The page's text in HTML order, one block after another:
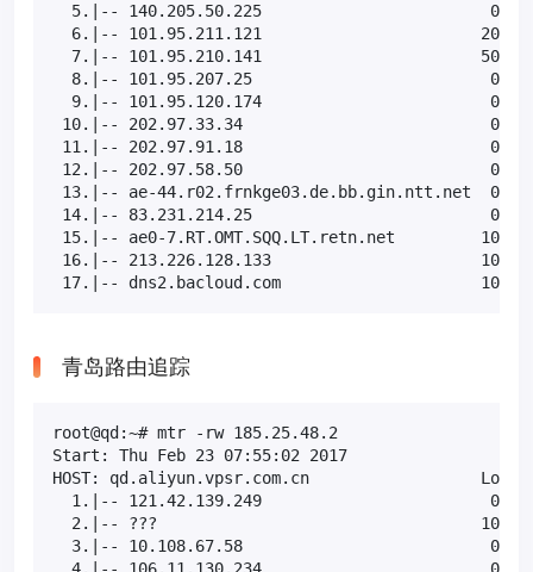
5.|-- 140.205.50.225
6.|-- 101.95.211.121
7.|-- 101.95.210.141
8.|-- 101.95.207.25
9.|-- 101.95.120.174
10.|-- 202.97.33.34
11.|-- 202.97.91.18                          0.0%
12.|-- 202.97.58.50                          0.0%
13.|-- ae-44.r02.frnkge03.de.bb.gin.ntt.net
14.|-- 83.231.214.25                         0.0%
15.|-- ae0-7.RT.OMT.SQQ.LT.retn.net
16.|-- 213.226.128.133                      10.0%
17.|-- dns2.bacloud.com                     10.0%
青岛路由追踪
root@qd:~# mtr -rw 185.25.48.2
Start: Thu Feb 23 07:55:02 2017
HOST: qd.aliyun.vpsr.com.cn
1.|-- 121.42.139.249
2.|-- ???
3.|-- 10.108.67.58